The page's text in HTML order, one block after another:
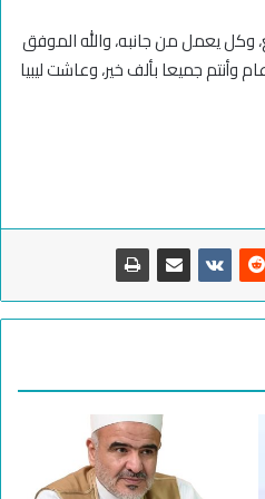
وكل يعمل من جانبه، والله الموفق
وأنتم جميعا بألف خير، وعاشت ليبيا